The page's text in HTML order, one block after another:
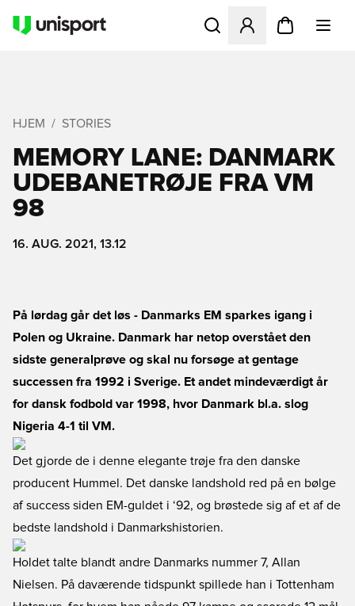
Åbner en Modal til at
HJEM STORIES
MEMORY LANE: DANMARK
UDEBANETRØJE FRA VM
98
16. AUG. 2021, 13.12
På lørdag går det løs - Danmarks EM sparkes igang i
Polen og Ukraine. Danmark har netop overstået den
sidste generalprøve og skal nu forsøge at gentage
successen fra 1992 i Sverige. Et andet mindeværdigt år
for dansk fodbold var 1998, hvor Danmark bl.a. slog
Nigeria 4-1 til VM.
Det gjorde de i denne elegante trøje fra den danske
producent Hummel. Det danske landshold red på en bølge
af success siden EM-guldet i ‘92, og brøstede sig af et af de
bedste landshold i Danmarkshistorien.
Holdet talte blandt andre Danmarks nummer 7, Allan
Nielsen. På daværende tidspunkt spillede han i Tottenham